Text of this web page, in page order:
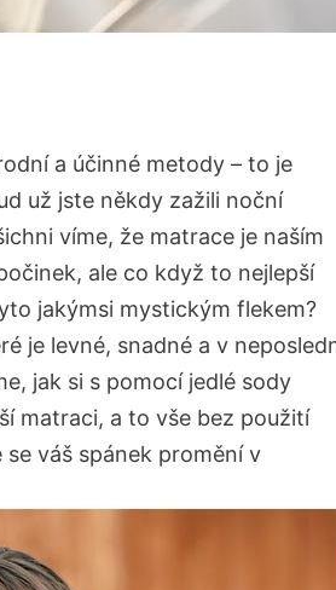
a účinné metody – to je
už jste někdy zažili noční
víme, že matrace je naším
ale co když to nejlepší
jakýmsi mystickým flekem?
je levné, snadné a v
jak si s pomocí jedlé sody
matraci, a to vše bez použití
váš spánek promění v